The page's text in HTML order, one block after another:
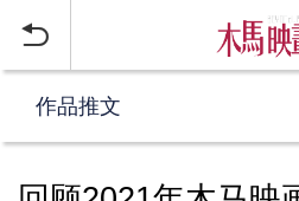

作品推文